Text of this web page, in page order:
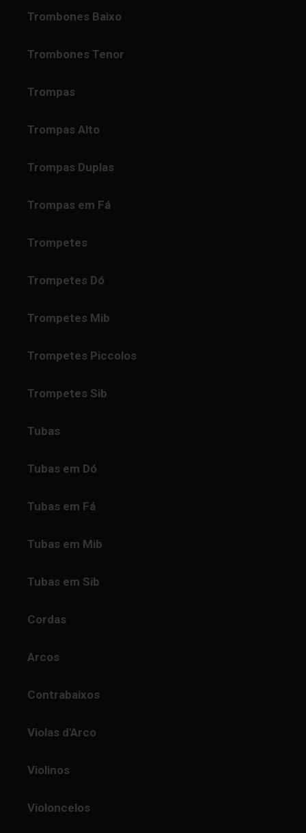
Trombones Baixo
Trombones Tenor
Trompas
Trompas Alto
Trompas Duplas
Trompas em Fá
Trompetes
Trompetes Dó
Trompetes Mib
Trompetes Piccolos
Trompetes Sib
Tubas
Tubas em Dó
Tubas em Fá
Tubas em Mib
Tubas em Sib
Cordas
Arcos
Contrabaixos
Violas d'Arco
Violinos
Violoncelos